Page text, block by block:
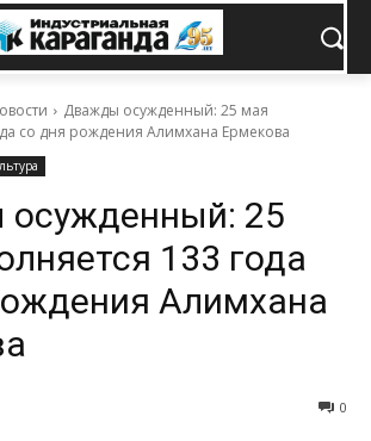
Дважды осужденный: 25 мая
со дня рождения Алимхана Ермекова
25
133 года
Алимхана
0